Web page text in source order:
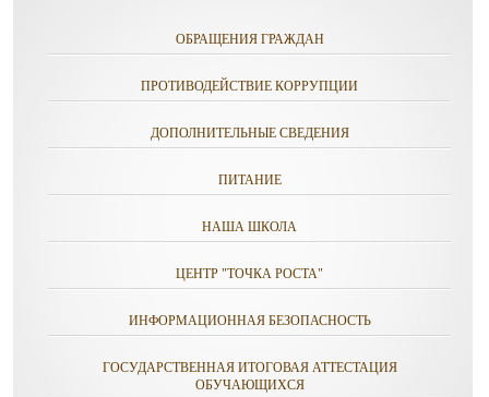
ОБРАЩЕНИЯ ГРАЖДАН
ПРОТИВОДЕЙСТВИЕ КОРРУПЦИИ
ДОПОЛНИТЕЛЬНЫЕ СВЕДЕНИЯ
ПИТАНИЕ
НАША ШКОЛА
ЦЕНТР "ТОЧКА РОСТА"
ИНФОРМАЦИОННАЯ БЕЗОПАСНОСТЬ
ГОСУДАРСТВЕННАЯ ИТОГОВАЯ АТТЕСТАЦИЯ
ОБУЧАЮЩИХСЯ